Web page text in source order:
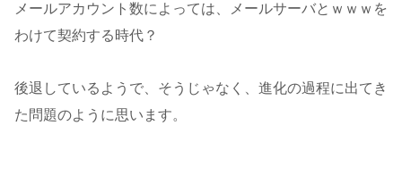
メールアカウント数によっては、メールサーバとｗｗｗを
わけて契約する時代？
後退しているようで、そうじゃなく、進化の過程に出てき
た問題のように思います。